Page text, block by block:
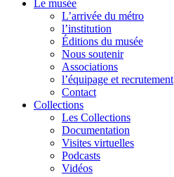
Le musée
L’arrivée du métro
l’institution
Éditions du musée
Nous soutenir
Associations
l’équipage et recrutement
Contact
Collections
Les Collections
Documentation
Visites virtuelles
Podcasts
Vidéos